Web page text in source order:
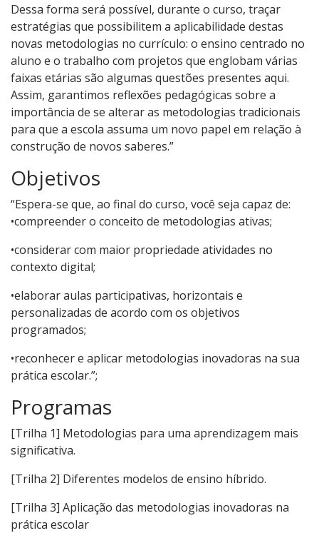
Dessa forma será possível, durante o curso, traçar
estratégias que possibilitem a aplicabilidade destas
novas metodologias no currículo: o ensino centrado no
aluno e o trabalho com projetos que englobam várias
faixas etárias são algumas questões presentes aqui.
Assim, garantimos reflexões pedagógicas sobre a
importância de se alterar as metodologias tradicionais
para que a escola assuma um novo papel em relação à
construção de novos saberes.”
Objetivos
“Espera-se que, ao final do curso, você seja capaz de:
•compreender o conceito de metodologias ativas;
•considerar com maior propriedade atividades no
contexto digital;
•elaborar aulas participativas, horizontais e
personalizadas de acordo com os objetivos
programados;
•reconhecer e aplicar metodologias inovadoras na sua
prática escolar.”;
Programas
[Trilha 1] Metodologias para uma aprendizagem mais
significativa.
[Trilha 2] Diferentes modelos de ensino híbrido.
[Trilha 3] Aplicação das metodologias inovadoras na
prática escolar